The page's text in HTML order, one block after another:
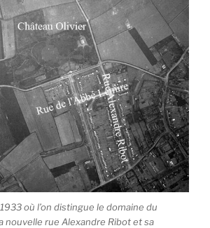
où l’on distingue le domaine du
nouvelle rue Alexandre Ribot et sa